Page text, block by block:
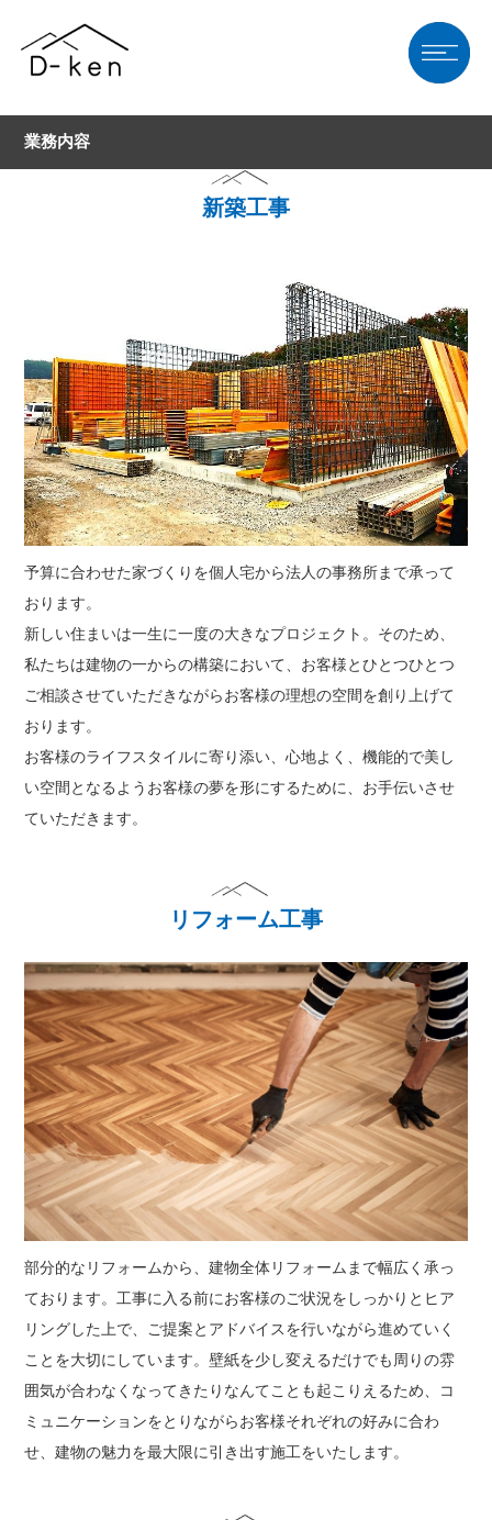
業務内容
新築工事
予算に合わせた家づくりを個人宅から法人の事務所まで承って
おります。
新しい住まいは一生に一度の大きなプロジェクト。そのため、
私たちは建物の一からの構築において、お客様とひとつひとつ
ご相談させていただきながらお客様の理想の空間を創り上げて
おります。
お客様のライフスタイルに寄り添い、心地よく、機能的で美し
い空間となるようお客様の夢を形にするために、お手伝いさせ
ていただきます。
リフォーム工事
部分的なリフォームから、建物全体リフォームまで幅広く承っ
ております。工事に入る前にお客様のご状況をしっかりとヒア
リングした上で、ご提案とアドバイスを行いながら進めていく
ことを大切にしています。壁紙を少し変えるだけでも周りの雰
囲気が合わなくなってきたりなんてことも起こりえるため、コ
ミュニケーションをとりながらお客様それぞれの好みに合わ
せ、建物の魅力を最大限に引き出す施工をいたします。